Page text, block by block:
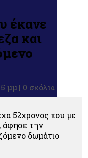
έκανε
και
μμ | 0 σχόλια
52χρονος που με
άφησε την
δωμάτιο